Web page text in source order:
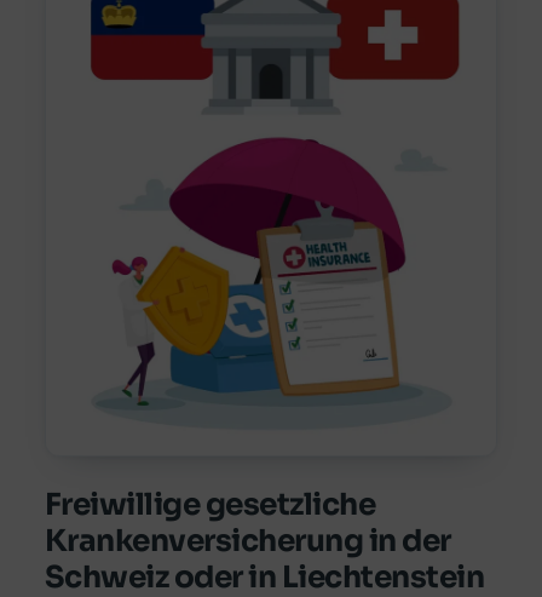
Freiwillige gesetzliche
Krankenversicherung in der
Schweiz oder in Liechtenstein